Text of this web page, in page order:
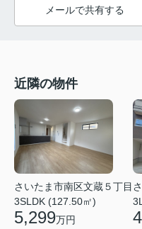
メールで共有する
近隣の物件
さいたま市南区文蔵５丁目
3SLDK (127.50㎡)
5,299万円